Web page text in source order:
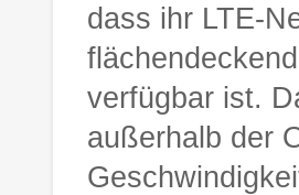
dass ihr LTE-
verfügbar ist.
außerhalb der